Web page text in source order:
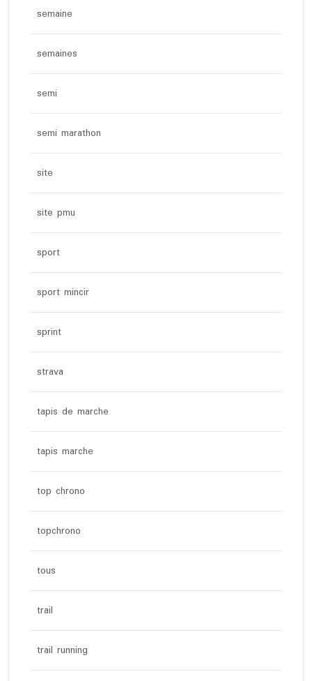
semaine
semaines
semi
semi marathon
site
site pmu
sport
sport mincir
sprint
strava
tapis de marche
tapis marche
top chrono
topchrono
tous
trail
trail running